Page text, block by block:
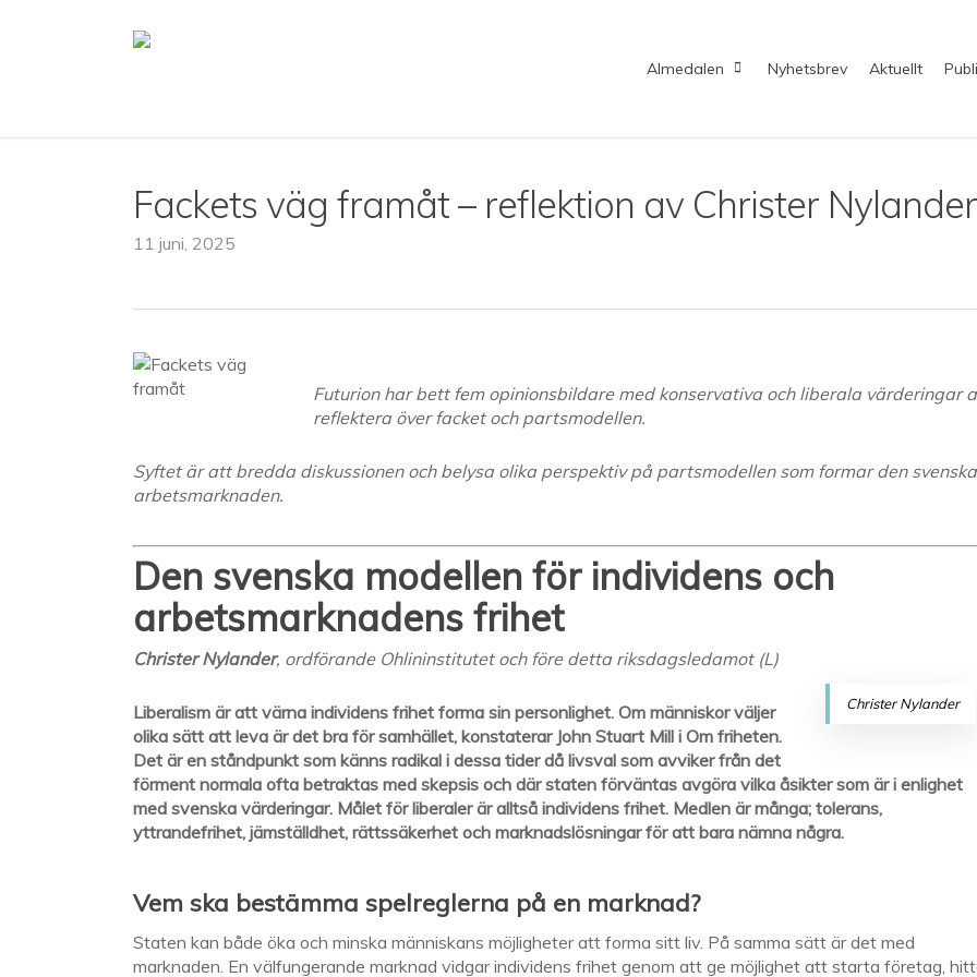
Almedalen Nyhetsbrev Aktuellt
Fackets väg framåt – reflektion av Christer Nylander
11 juni, 2025
Futurion har bett fem opinionsbildare med konservativa och liberala värderingar
reflektera över facket och partsmodellen.
Syftet är att bredda diskussionen och belysa olika perspektiv på partsmodellen som formar den svenska
arbetsmarknaden.
Den svenska modellen för individens och
arbetsmarknadens frihet
Christer Nylander, ordförande Ohlininstitutet och före detta riksdagsledamot (L)
Christer Nylander
Liberalism är att värna individens frihet forma sin personlighet. Om människor väljer
olika sätt att leva är det bra för samhället, konstaterar John Stuart Mill i Om friheten.
Det är en ståndpunkt som känns radikal i dessa tider då livsval som avviker från det
förment normala ofta betraktas med skepsis och där staten förväntas avgöra vilka åsikter som är i enlighet
med svenska värderingar. Målet för liberaler är alltså individens frihet. Medlen är många; tolerans,
yttrandefrihet, jämställdhet, rättssäkerhet och marknadslösningar för att bara nämna några.
Vem ska bestämma spelreglerna på en marknad?
Staten kan både öka och minska människans möjligheter att forma sitt liv. På samma sätt är det med
marknaden. En välfungerande marknad vidgar individens frihet genom att ge möjlighet att starta företag,